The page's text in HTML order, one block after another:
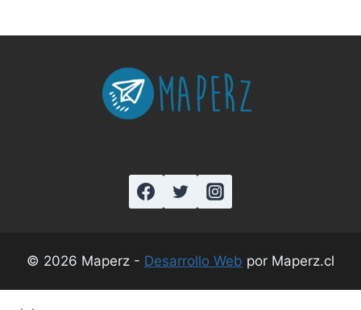
© 2026 Maperz - Desarrollo Web por Maperz.cl